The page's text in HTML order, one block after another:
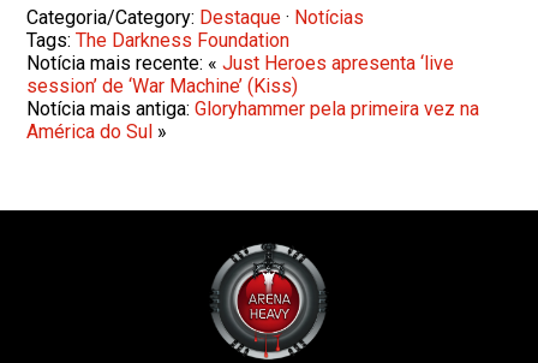
Categoria/Category: Destaque · Notícias
Tags:The Darkness Foundation
Notícia mais recente: «Just Heroes apresenta ‘live
session’ de ‘War Machine’ (Kiss)
Notícia mais antiga:Gloryhammer pela primeira vez na
América do Sul »